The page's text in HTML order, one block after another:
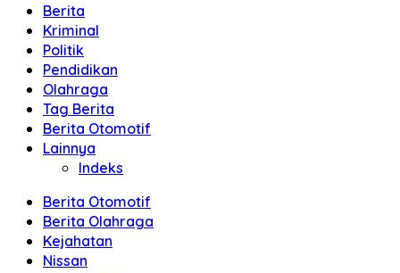
Berita
Kriminal
Politik
Pendidikan
Olahraga
Tag Berita
Berita Otomotif
Lainnya
Indeks
Berita Otomotif
Berita Olahraga
Kejahatan
Nissan